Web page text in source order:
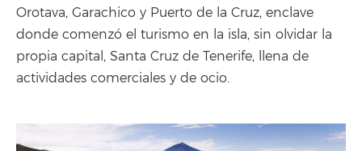
Orotava, Garachico y Puerto de la Cruz, enclave
donde comenzó el turismo en la isla, sin olvidar la
propia capital, Santa Cruz de Tenerife, llena de
actividades comerciales y de ocio.